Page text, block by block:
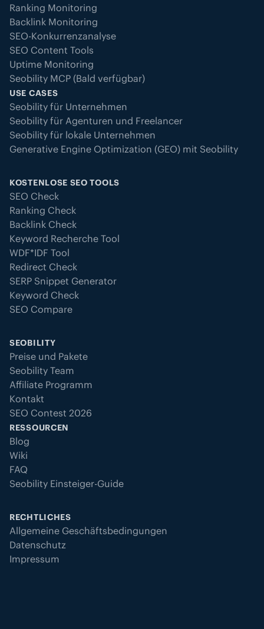
Ranking Monitoring
Backlink Monitoring
SEO-Konkurrenzanalyse
SEO Content Tools
Uptime Monitoring
Seobility MCP (Bald verfügbar)
USE CASES
Seobility für Unternehmen
Seobility für Agenturen und Freelancer
Seobility für lokale Unternehmen
Generative Engine Optimization (GEO) mit Seobility
KOSTENLOSE SEO TOOLS
SEO Check
Ranking Check
Backlink Check
Keyword Recherche Tool
WDF*IDF Tool
Redirect Check
SERP Snippet Generator
Keyword Check
SEO Compare
SEOBILITY
Preise und Pakete
Seobility Team
Affiliate Programm
Kontakt
SEO Contest 2026
RESSOURCEN
Blog
Wiki
FAQ
Seobility Einsteiger-Guide
RECHTLICHES
Allgemeine Geschäftsbedingungen
Datenschutz
Impressum